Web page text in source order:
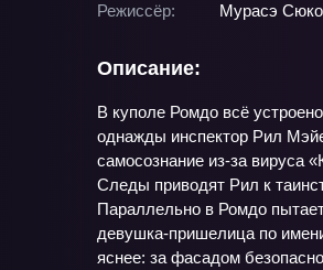
Режиссёр:
Мурасэ Сюко
Описание:
В куполе Ромдо всё
однажды инспектор Рил
самосознание из‑за вируса
Следы приводят Рил к
Параллельно в Ромдо
девушка-пришелица по
яснее: за фасадом